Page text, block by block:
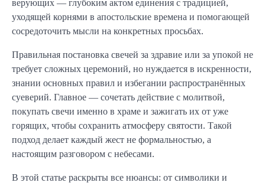
верующих — глубоким актом единения с традицией,
уходящей корнями в апостольские времена и помогающей
сосредоточить мысли на конкретных просьбах.
Правильная постановка свечей за здравие или за упокой не
требует сложных церемоний, но нуждается в искренности,
знании основных правил и избегании распространённых
суеверий. Главное — сочетать действие с молитвой,
покупать свечи именно в храме и зажигать их от уже
горящих, чтобы сохранить атмосферу святости. Такой
подход делает каждый жест не формальностью, а
настоящим разговором с небесами.
В этой статье раскрыты все нюансы: от символики и